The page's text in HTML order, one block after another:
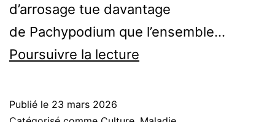
d’arrosage tue davantage
de Pachypodium que l’ensemble…
Poursuivre la lecture
Publié le 23 mars 2026